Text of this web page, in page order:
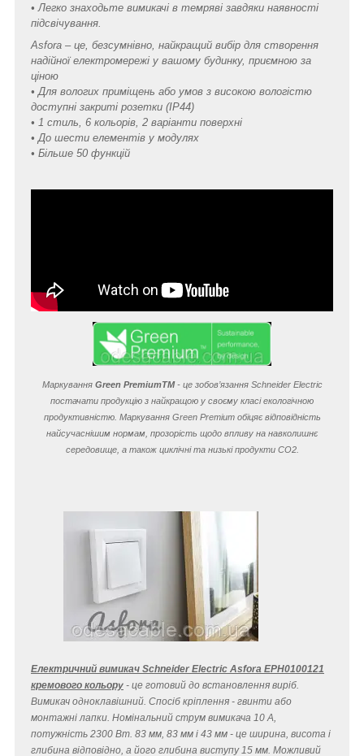
• Легко знаходьте вимикачі в темряві завдяки наявності
підсвічування.
Asfora – це, безсумнівно, найкращий вибір для створення
надійної електромережі у вашому будинку, приємною за
ціною
• Для вологих приміщень або умов з високою вологістю
доступні закриті розетки (IP44)
• 1 стиль, 6 кольорів, 2 варіанти поверхні
• До шести елементів у модулях
• Більше 50 функцій
Маркування Green PremiumTM- це зобов’язання Schneider Electric
постачати продукцію з найкращою у своєму класі екологічною
продуктивністю. Маркування Green Premium обіцяє відповідність
найсучаснішим нормам, прозорість щодо впливу на навколишнє
середовище, а також циклічні та низькі продукти CO2.
Електричний вимикач Schneider Electric Asfora EPH0100121
кремового кольору - це готовий до встановлення виріб.
Вимикач одноклавішний. Спосіб кріплення - гвинти або
монтажні лапки. Номінальний струм вимикача 10 A,
потужність 2300 Вт. 83 мм, 83 мм і 43 мм - це ширина, висота і
глибина відповідно, а його глибина виступу 15 мм. Можливий